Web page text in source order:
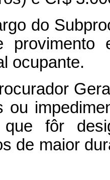
do
provimento
ocupante.
ou
fôr
de maior